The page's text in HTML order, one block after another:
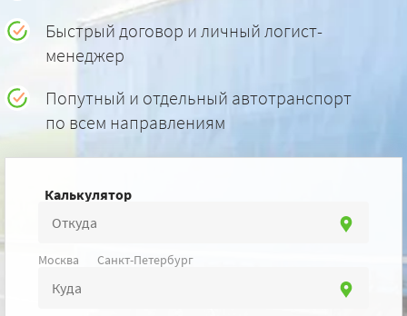
Быстрый договор и личный логист-
менеджер
Попутный и отдельный автотранспорт
по всем направлениям
Калькулятор
Москва Санкт-Петербург